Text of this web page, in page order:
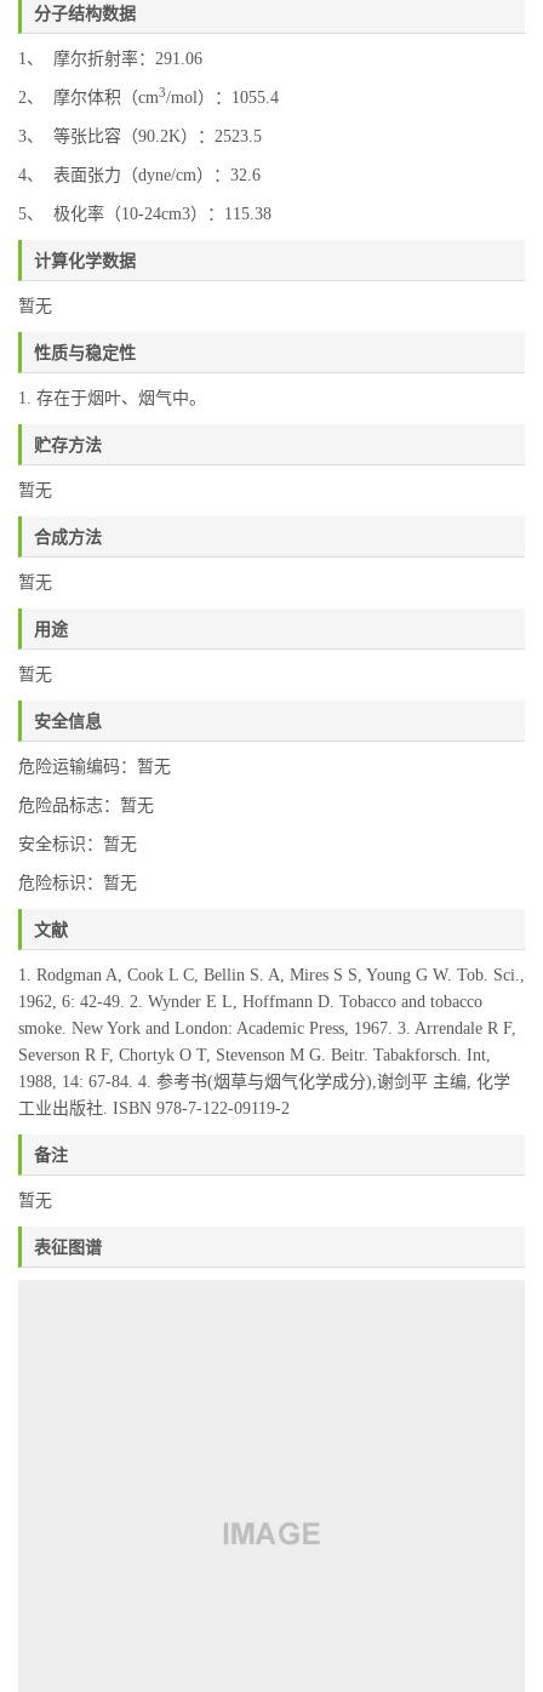
分子结构数据
1、 摩尔折射率：291.06
2、 摩尔体积（cm3/mol）：1055.4
3、 等张比容（90.2K）：2523.5
4、 表面张力（dyne/cm）：32.6
5、 极化率（10-24cm3）：115.38
计算化学数据
暂无
性质与稳定性
1. 存在于烟叶、烟气中。
贮存方法
暂无
合成方法
暂无
用途
暂无
安全信息
危险运输编码：暂无
危险品标志：暂无
安全标识：暂无
危险标识：暂无
文献
1. Rodgman A, Cook L C, Bellin S. A, Mires S S, Young G W. Tob. Sci.,
1962, 6: 42-49. 2. Wynder E L, Hoffmann D. Tobacco and tobacco
smoke. New York and London: Academic Press, 1967. 3. Arrendale R F,
Severson R F, Chortyk O T, Stevenson M G. Beitr. Tabakforsch. Int,
1988, 14: 67-84. 4. 参考书(烟草与烟气化学成分),谢剑平 主编, 化学
工业出版社. ISBN 978-7-122-09119-2
备注
暂无
表征图谱